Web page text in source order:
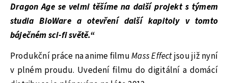
Dragon Age se velmi těšíme na další projekt s týmem
studia BioWare a otevření další kapitoly v tomto
báječném sci-fi světě.“
Produkční práce na anime filmuMass Effectjsou již nyní
v plném proudu. Uvedení filmu do digitální a domácí